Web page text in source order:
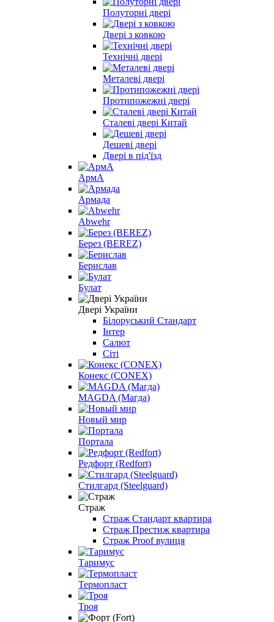
Полуторні двері
Двері з ковкою
Технічні двері
Металеві двері
Протипожежні двері
Сталеві двері Китай
Дешеві двері
Двері в під'їзд
АрмА
Армада
Abwehr
Берез (BEREZ)
Берислав
Булат
Двері України
Білоруський Стандарт
Інтер
Салют
Сіті
Конекс (CONEX)
МAGDA (Магда)
Новый мир
Портала
Редфорт (Redfort)
Стилгард (Steelguard)
Страж
Страж Стандарт квартира
Страж Престиж квартира
Страж Proof вулиця
Таримус
Термопласт
Троя